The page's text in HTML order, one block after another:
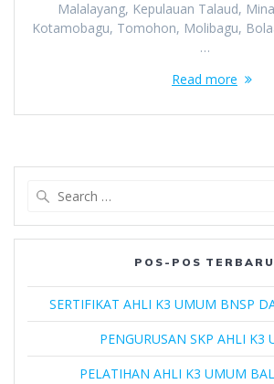
Malalayang, Kepulauan Talaud,
Kotamobagu, Tomohon, Molibagu,
…
Read more
POS-POS TERBARU
SERTIFIKAT AHLI K3 UMUM BNSP
PENGURUSAN SKP AHLI K3
PELATIHAN AHLI K3 UMUM